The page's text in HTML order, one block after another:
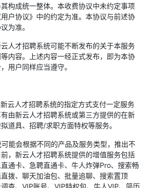
构成统一整体。本收费协议中未约定事项
户协议》中的约定为准。本协议与前述协
为准。
人才招聘系统可能不断发布的关于本服务
内容。上述内容一经正式发布，即为本协
用户同样应当遵守。
云人才招聘系统的指定方式支付一定服务
由新云人才招聘系统或第三方提供的在新
道具、招聘/求职方面特权等服务。
能会根据不同的产品及服务类型，推出不
，新云人才招聘系统提供的增值服务包括
通卡、急聘直通卡、牛人炸弹Pro、搜索畅
拨、聊天加油包、批量追聊、搜索置顶
查、VIP账号、VIP特权包、牛人VIP、简历